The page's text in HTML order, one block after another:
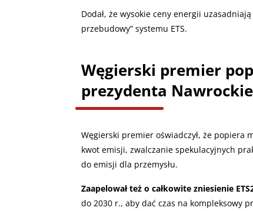
Dodał, że wysokie ceny energii
przebudowy” systemu ETS.
Węgierski premier
prezydenta
Węgierski premier oświadczył, że popiera
kwot emisji, zwalczanie spekulacyjnych
do emisji dla przemysłu.
Zaapelował też o całkowite zniesienie
do 2030 r., aby dać czas na kompleksowy